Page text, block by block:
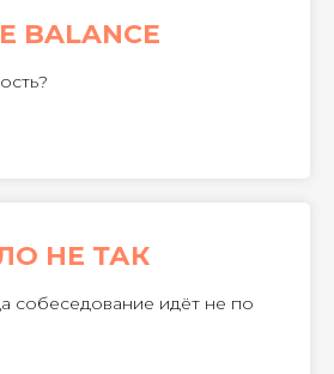
BALANCE
НЕ ТАК
собеседование идёт не по